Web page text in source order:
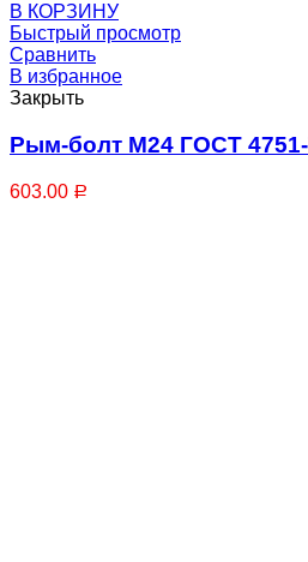
Захваты
В КОРЗИНУ
Быстрый просмотр
Сравнить
В избранное
Закрыть
Рым-болт М24 ГОСТ
603.00 Р